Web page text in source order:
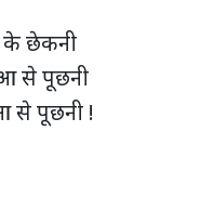
के छेकनी
से पूछनी
पूछनी !